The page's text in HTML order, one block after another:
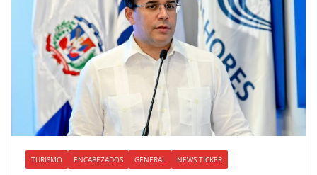
TURISMO ENCABEZADOS GENERAL NEWS TICKER